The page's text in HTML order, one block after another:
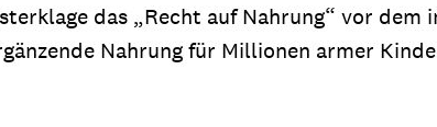
das „Recht auf Nahrung“ vor dem
Nahrung für Millionen armer